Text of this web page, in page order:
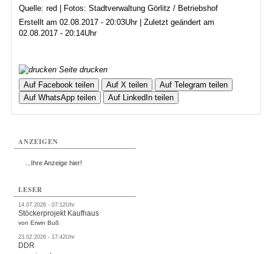
Quelle: red | Fotos: Stadtverwaltung Görlitz / Betriebshof
Erstellt am 02.08.2017 - 20:03Uhr | Zuletzt geändert am
02.08.2017 - 20:14Uhr
Seite drucken
Auf Facebook teilen
Auf X teilen
Auf Telegram teilen
Auf WhatsApp teilen
Auf LinkedIn teilen
ANZEIGEN
...Ihre Anzeige hier!
LESER
14.07.2026 - 07:12Uhr
Stöckerprojekt Kaufhaus
von Erwin Buß
23.02.2026 - 17:42Uhr
DDR